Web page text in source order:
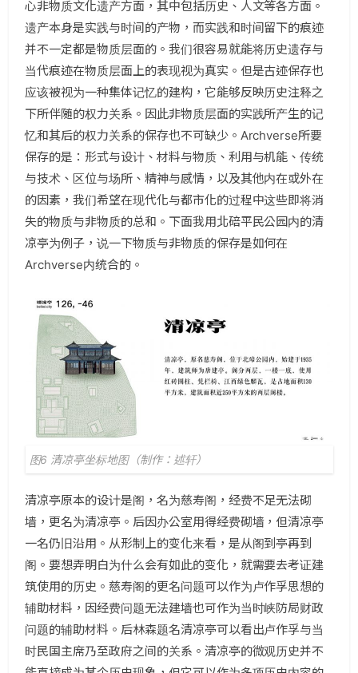
心非物质文化遗产方面，其中包括历史、人文等各方面。
遗产本身是实践与时间的产物，而实践和时间留下的痕迹
并不一定都是物质层面的。我们很容易就能将历史遗存与
当代痕迹在物质层面上的表现视为真实。但是古迹保存也
应该被视为一种集体记忆的建构，它能够反映历史注释之
下所伴随的权力关系。因此非物质层面的实践所产生的记
忆和其后的权力关系的保存也不可缺少。Archverse所要
保存的是：形式与设计、材料与物质、利用与机能、传统
与技术、区位与场所、精神与感情，以及其他内在或外在
的因素，我们希望在现代化与都市化的过程中这些即将消
失的物质与非物质的总和。下面我用北碚平民公园内的清
凉亭为例子，说一下物质与非物质的保存是如何在
Archverse内统合的。
图6 清凉亭坐标地图（制作：述轩）
清凉亭原本的设计是阁，名为慈寿阁，经费不足无法砌
墙，更名为清凉亭。后因办公室用得经费砌墙，但清凉亭
一名仍旧沿用。从形制上的变化来看，是从阁到亭再到
阁。要想弄明白为什么会有如此的变化，就需要去考证建
筑使用的历史。慈寿阁的更名问题可以作为卢作孚思想的
辅助材料，因经费问题无法建墙也可作为当时峡防局财政
问题的辅助材料。后林森题名清凉亭可以看出卢作孚与当
时民国主席乃至政府之间的关系。清凉亭的微观历史并不